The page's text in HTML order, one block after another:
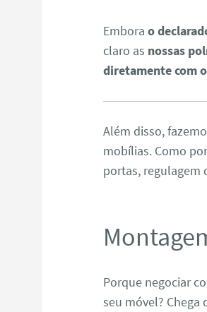
Emborao
claro as nossas
diretamente com
Além disso,
mobílias. Como
portas, regulagem
Porque negociar
seu móvel?